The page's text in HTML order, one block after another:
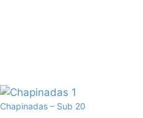
Chapinadas – Sub 20